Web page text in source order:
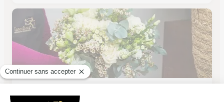
Le Jardin des Fleurs